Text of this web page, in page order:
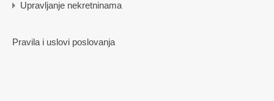
Upravljanje nekretninama
Pravila i uslovi poslovanja